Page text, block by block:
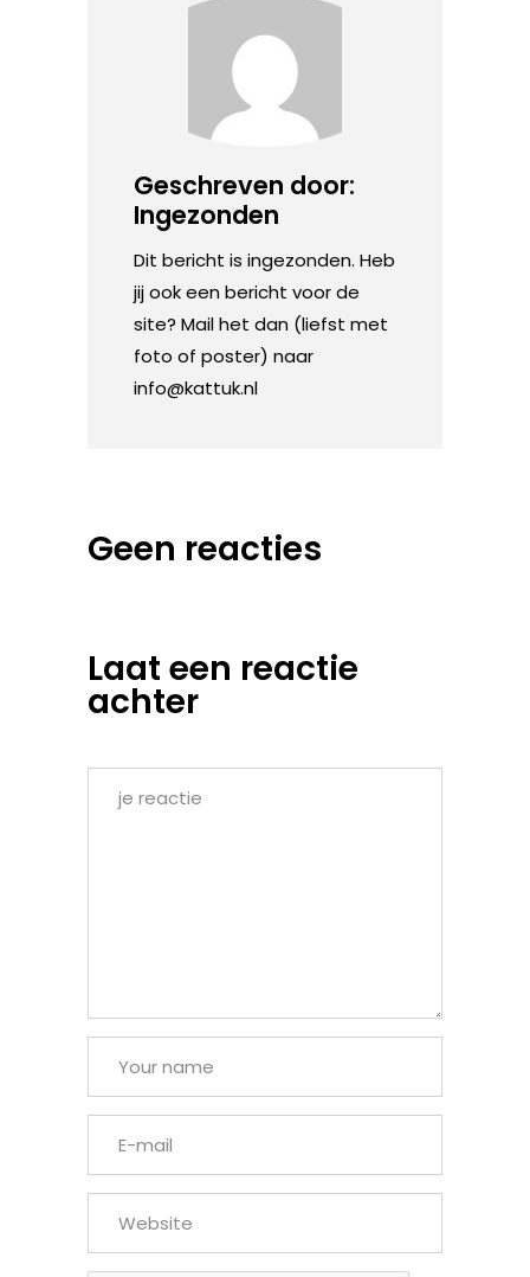
Geschreven door:
Ingezonden
Dit bericht is ingezonden. Heb
jij ook een bericht voor de
site? Mail het dan (liefst met
foto of poster) naar
info@kattuk.nl
Geen reacties
Laat een reactie
achter